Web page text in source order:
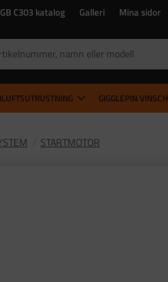
C303 katalog Galleri Mina sidor
GIGGLEPIN VINSCH
STARTMOTOR